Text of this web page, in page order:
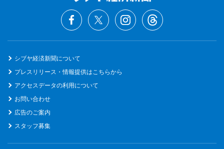
シブヤ経済新聞について
プレスリリース・情報提供はこちらから
アクセスデータの利用について
お問い合わせ
広告のご案内
スタッフ募集